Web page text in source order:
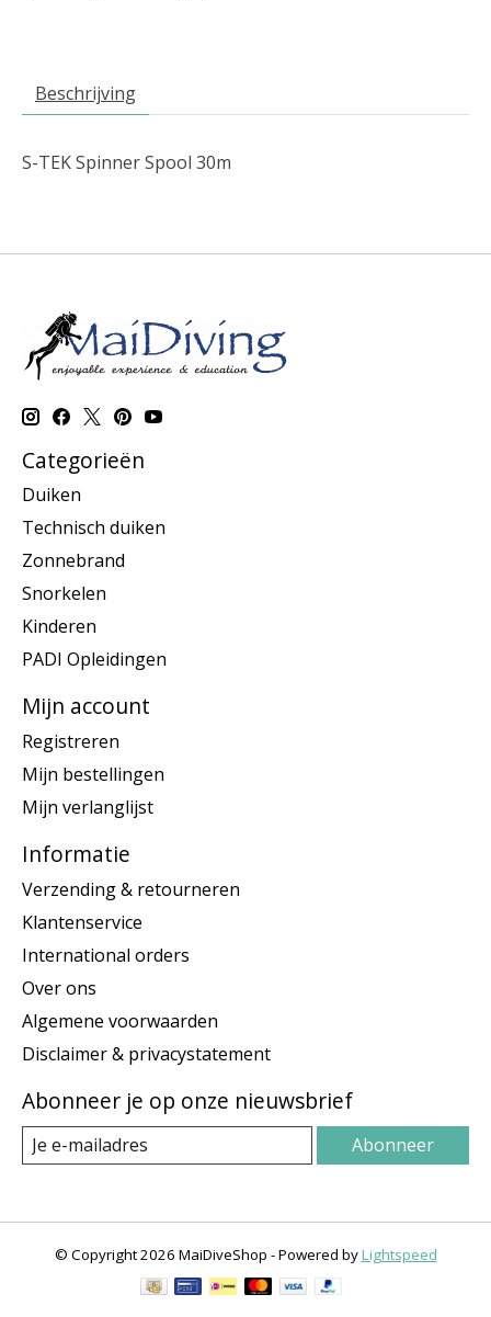
Beschrijving
S-TEK Spinner Spool 30m
Categorieën
Duiken
Technisch duiken
Zonnebrand
Snorkelen
Kinderen
PADI Opleidingen
Mijn account
Registreren
Mijn bestellingen
Mijn verlanglijst
Informatie
Verzending & retourneren
Klantenservice
International orders
Over ons
Algemene voorwaarden
Disclaimer & privacystatement
Abonneer je op onze nieuwsbrief
Abonneer
© Copyright 2026 MaiDiveShop - Powered byLightspeed